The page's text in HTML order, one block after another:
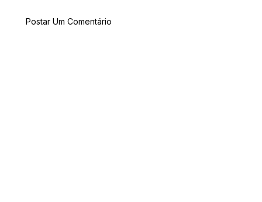
Postar Um Comentário